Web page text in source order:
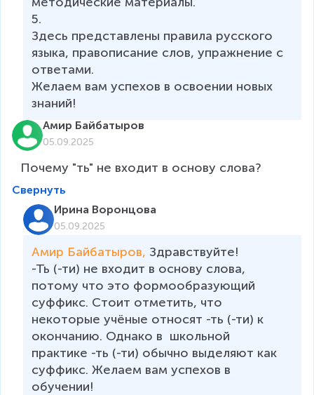
5.
Здесь представлены правила русского
языка, правописание слов, упражнение с
ответами.
Желаем вам успехов в освоении новых
знаний!
Амир Байбатыров
05.09.2025
Почему "ть" не входит в основу слова?
Свернуть
Ирина Воронцова
05.09.2025
Амир Байбатыров, Здравствуйте!
-Ть (-ти) не входит в основу слова,
потому что это формообразующий
суффикс. Стоит отметить, что
некоторые учёные относят -ть (-ти) к
окончанию. Однако в  школьной
практике -ть (-ти) обычно выделяют как
суффикс. Желаем вам успехов в
обучении!